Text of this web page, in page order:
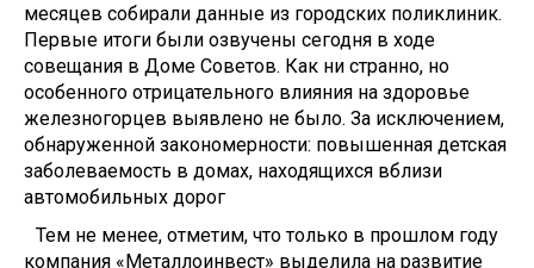
месяцев собирали данные из городских поликлиник.
Первые итоги были озвучены сегодня в ходе
совещания в Доме Советов. Как ни странно, но
особенного отрицательного влияния на здоровье
железногорцев выявлено не было. За исключением,
обнаруженной закономерности: повышенная детская
заболеваемость в домах, находящихся вблизи
автомобильных дорог
Тем не менее, отметим, что только в прошлом году
компания «Металлоинвест» выделила на развитие